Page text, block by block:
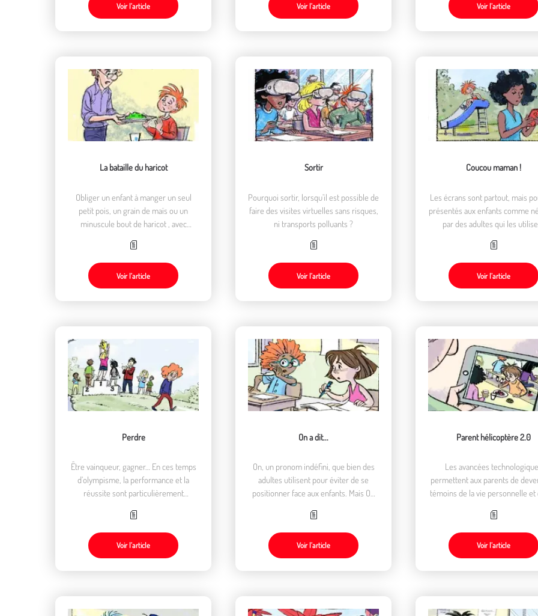
Voir l’article Voir l’article Voir l’article
La bataille du haricot
Obliger un enfant à manger un seul
petit pois, un grain de maïs ou un
minuscule bout de haricot , avec
d’argument, interroge sur les enjeux
réels de cette injonction.
Voir l’article
Sortir
Pourquoi sortir, lorsqu’il est possible de
faire des visites virtuelles sans risques,
ni transports polluants ?
Voir l’article
Coucou maman !
Les écrans sont partout, mais
présentés aux enfants comme
par des adultes qui les
Voir l’article
Perdre
Être vainqueur, gagner… En ces temps
d’olympisme, la performance et la
réussite sont particulièrement
partie de l’éducation.
Voir l’article
On a dit...
On, un pronom indéfini, que bien des
adultes utilisent pour éviter de se
positionner face aux enfants. Mais On
Voir l’article
Parent hélicoptère 2.0
Les avancées
permettent aux parents de
témoins de la vie personnelle et
dans l’intimité qui questionne.
Voir l’article